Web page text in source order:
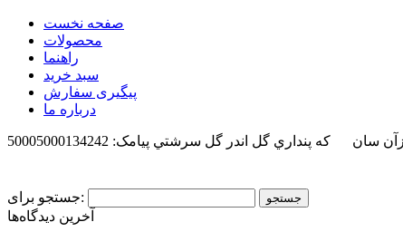
صفحه نخست
محصولات
راهنما
سبد خرید
پیگیری سفارش
درباره ما
سان كه پنداري گل اندر گل سرشتي پیامک: 50005000134242
جستجو برای:
آخرین دیدگاه‌ها